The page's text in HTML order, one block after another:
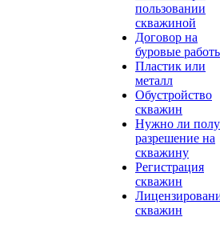
пользовании
скважиной
Договор на
буровые
Пластик или
металл
Обустройство
скважин
Нужно ли
разрешение на
скважину
Регистрация
скважин
скважин